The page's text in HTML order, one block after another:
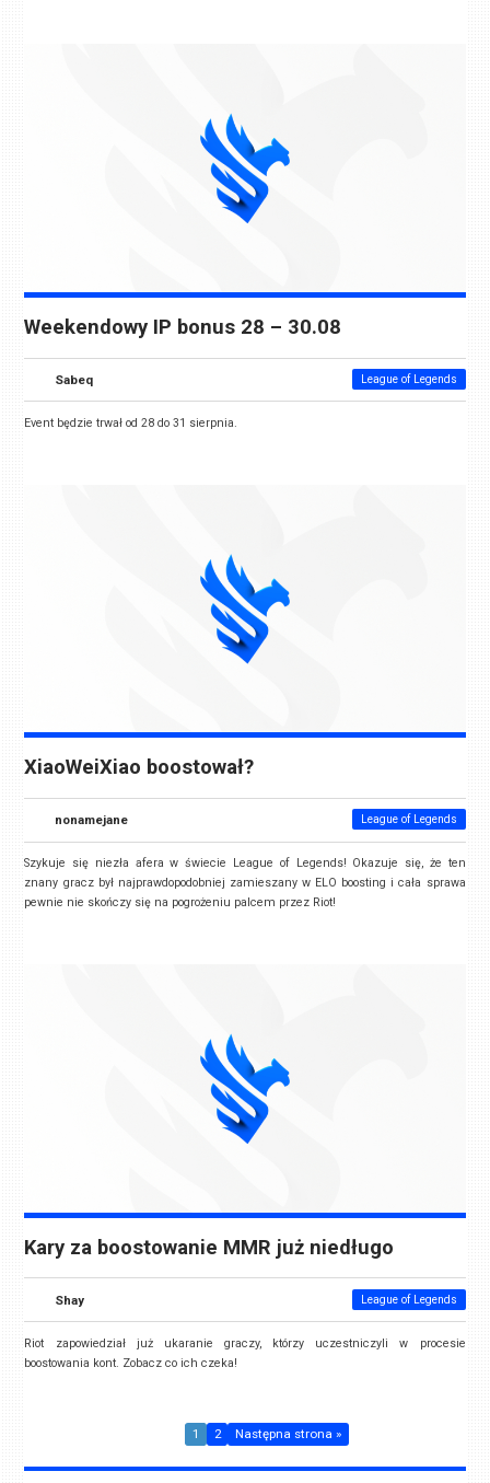
Weekendowy IP bonus 28 – 30.08
Sabeq League of Legends
Event będzie trwał od 28 do 31 sierpnia.
XiaoWeiXiao boostował?
nonamejane League of Legends
Szykuje się niezła afera w świecie League of Legends! Okazuje się, że ten
znany gracz był najprawdopodobniej zamieszany w ELO boosting i cała sprawa
pewnie nie skończy się na pogrożeniu palcem przez Riot!
Kary za boostowanie MMR już niedługo
Shay League of Legends
Riot zapowiedział już ukaranie graczy, którzy uczestniczyli w procesie
boostowania kont. Zobacz co ich czeka!
1 2 Następna strona »